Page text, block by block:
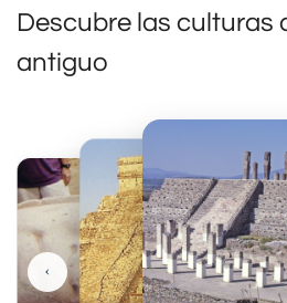
Descubre las culturas
antiguo
‹